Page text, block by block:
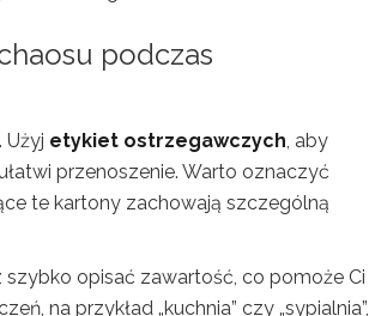
podczas
Użyj etykiet ostrzegawczych , aby
przenoszenie. Warto oznaczyć
te kartony zachowają szczególną
opisać zawartość, co pomoże Ci
na przykład „kuchnia” czy „sypialnia”,